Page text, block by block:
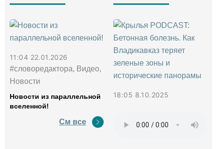
11:04 22.01.2026
#словоредактора, Видео,
Новости
Новости из параллельной
вселенной!
См все
18:05 8.10.2025